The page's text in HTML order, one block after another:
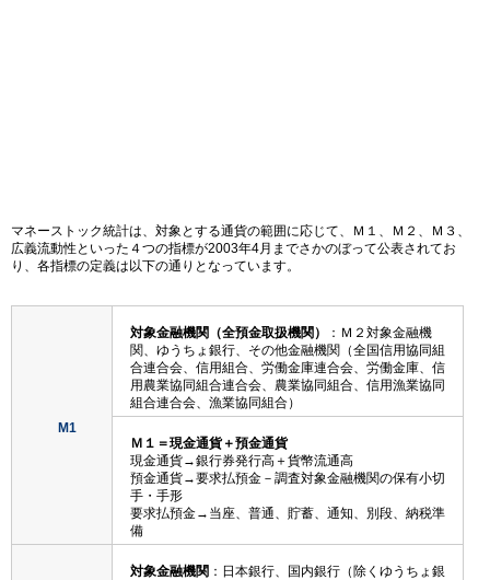
マネーストック統計は、対象とする通貨の範囲に応じて、Ｍ１、Ｍ２、Ｍ３、
広義流動性といった４つの指標が2003年4月までさかのぼって公表されてお
り、各指標の定義は以下の通りとなっています。
M1
対象金融機関（全預金取扱機関）
：Ｍ２対象金融機
関、ゆうちょ銀行、その他金融機関（全国信用協同組
合連合会、信用組合、労働金庫連合会、労働金庫、信
用農業協同組合連合会、農業協同組合、信用漁業協同
組合連合会、漁業協同組合）
Ｍ１＝現金通貨＋預金通貨
現金通貨→銀行券発行高＋貨幣流通高
預金通貨→要求払預金－調査対象金融機関の保有小切
手・手形
要求払預金→当座、普通、貯蓄、通知、別段、納税準
備
対象金融機関 ：日本銀行、国内銀行（除くゆうちょ銀